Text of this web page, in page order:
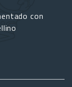
con